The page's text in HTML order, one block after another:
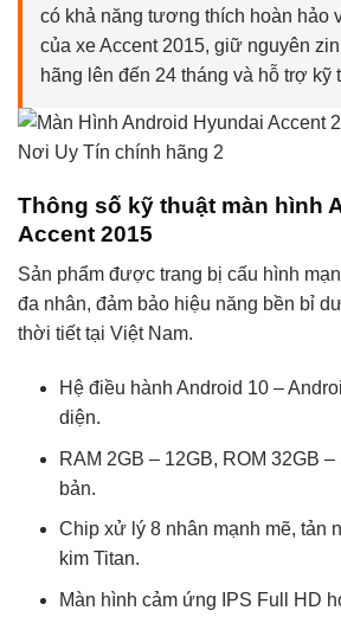
có khả năng tương thích hoàn hảo
của xe Accent 2015, giữ nguyên
hãng lên đến 24 tháng và hỗ trợ kỹ
Thông số kỹ thuật màn hình
Accent 2015
Sản phẩm được trang bị cấu hình
đa nhân, đảm bảo hiệu năng bền bỉ
thời tiết tại Việt Nam.
Hệ điều hành Android 10 –
diện.
RAM 2GB – 12GB, ROM 32GB
bản.
Chip xử lý 8 nhân mạnh mẽ, tản
kim Titan.
Màn hình cảm ứng IPS Full HD